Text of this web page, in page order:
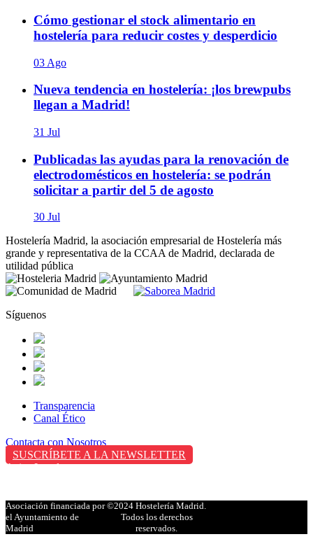
Cómo gestionar el stock alimentario en
hostelería para reducir costes y desperdicio
03 Ago
Nueva tendencia en hostelería: ¡los brewpubs
llegan a Madrid!
31 Jul
Publicadas las ayudas para la renovación de
electrodomésticos en hostelería: se podrán
solicitar a partir del 5 de agosto
30 Jul
Hostelería Madrid, la asociación empresarial de Hostelería más
grande y representativa de la CCAA de Madrid, declarada de
utilidad pública
Síguenos
Transparencia
Canal Ético
Contacta con Nosotros
SUSCRÍBETE A LA NEWSLETTER
Aviso Legal
Asociación financiada por
el Ayuntamiento de
Madrid
©2024 Hostelería Madrid.
Todos los derechos
reservados.